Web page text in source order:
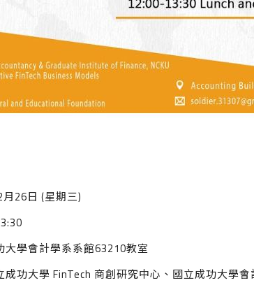
26日 (星期三)
大學會計學系系館63210教室
成功大學 FinTech 商創研究中心、國立成功大學